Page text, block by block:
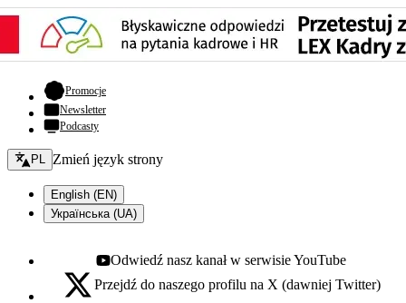
Promocje- otwiera się w nowej karcie
Newsletter
Podcasty
Zmień język - bieżący:
PL Zmień język strony
English (EN)
Українська (UA)
Youtube - otwiera się w nowej karcie
Odwiedź nasz kanał w serwisie YouTube
X - otwiera się w nowej karcie
Przejdź do naszego profilu na X (dawniej Twitter)